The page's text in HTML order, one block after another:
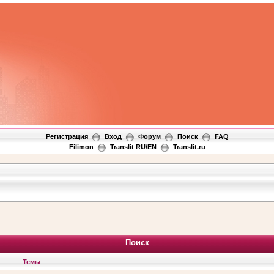
Регистрация Вход Форум Поиск
FAQ
Filimon
Translit RU/EN Translit.ru
Поиск
Темы